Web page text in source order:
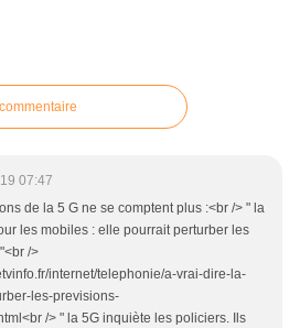
07:47
de la 5 G ne se comptent plus :<br /> " la
les mobiles : elle pourrait perturber les
/>
internet/telephonie/a-vrai-dire-la-
les-previsions-
/> " la 5G inquiète les policiers. Ils